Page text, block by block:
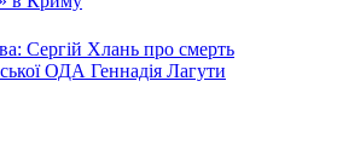
Сергій Хлань про смерть
ОДА Геннадія Лагути